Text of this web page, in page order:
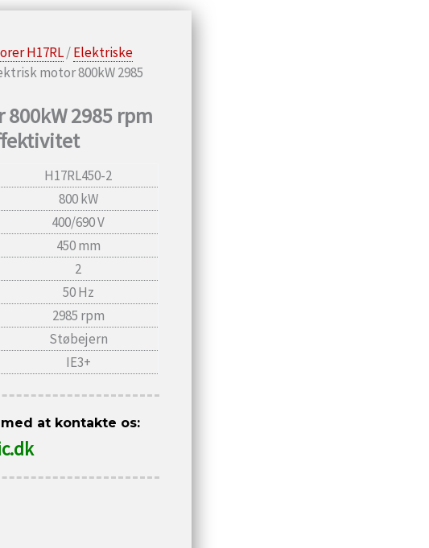
H17RL/Elektriske
motor 800kW 2985
2985 rpm
H17RL450-2
800 kW
400/690 V
450 mm
2
50 Hz
2985 rpm
Støbejern
IE3+
at kontakte os: